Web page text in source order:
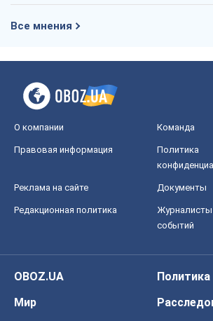
Все мнения
О компании Команда
Правовая информация
Политика
Реклама на сайте Документы
Редакционная политика
Журналисты
событий
OBOZ.UA
Политика
Мир